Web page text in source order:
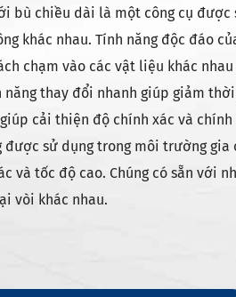
bù chiều dài là một công cụ được
khác nhau. Tính năng độc đáo
chạm vào các vật liệu khác
năng thay đổi nhanh giúp giảm
cải thiện độ chính xác và chính
sử dụng trong môi trường gia
và tốc độ cao. Chúng có sẵn với
vòi khác nhau.